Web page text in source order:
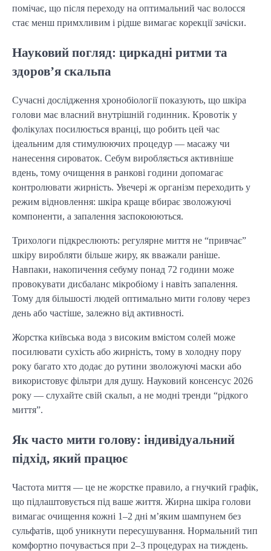
помічає, що після переходу на оптимальний час волосся
стає менш примхливим і рідше вимагає корекції зачіски.
Науковий погляд: циркадні ритми та
здоров’я скальпа
Сучасні дослідження хронобіології показують, що шкіра
голови має власний внутрішній годинник. Кровотік у
фолікулах посилюється вранці, що робить цей час
ідеальним для стимулюючих процедур — масажу чи
нанесення сироваток. Себум виробляється активніше
вдень, тому очищення в ранкові години допомагає
контролювати жирність. Увечері ж організм переходить у
режим відновлення: шкіра краще вбирає зволожуючі
компоненти, а запалення заспокоюються.
Трихологи підкреслюють: регулярне миття не “привчає”
шкіру виробляти більше жиру, як вважали раніше.
Навпаки, накопичення себуму понад 72 години може
провокувати дисбаланс мікробіому і навіть запалення.
Тому для більшості людей оптимально мити голову через
день або частіше, залежно від активності.
Жорстка київська вода з високим вмістом солей може
посилювати сухість або жирність, тому в холодну пору
року багато хто додає до рутини зволожуючі маски або
використовує фільтри для душу. Науковий консенсус 2026
року — слухайте свій скальп, а не модні тренди “рідкого
миття”.
Як часто мити голову: індивідуальний
підхід, який працює
Частота миття — це не жорстке правило, а гнучкий графік,
що підлаштовується під ваше життя. Жирна шкіра голови
вимагає очищення кожні 1–2 дні м’яким шампунем без
сульфатів, щоб уникнути пересушування. Нормальний тип
комфортно почувається при 2–3 процедурах на тиждень.